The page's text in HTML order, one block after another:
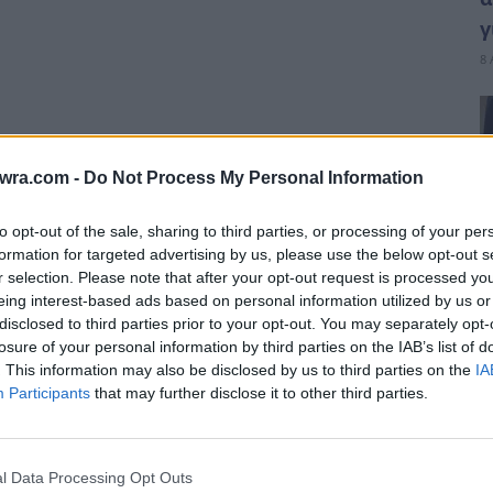
- Do Not Process My Personal Information
opt-out of the sale, sharing to third parties, or processing of your
for targeted advertising by us, please use the below opt-out
selection. Please note that after your opt-out request is processed
interest-based ads based on personal information utilized by us
to third parties prior to your opt-out. You may separately
of your personal information by third parties on the IAB’s list of
This information may also be disclosed by us to third parties on the
Participants that may further disclose it to other third parties.
Data Processing Opt Outs
από τη ραδιοφωνική εκπομπή του στον Sfera
Ilicali, κάλεσε τους παίκτες του Survivor
να κλέβουν κι όταν εκείνοι έφυγαν,
8